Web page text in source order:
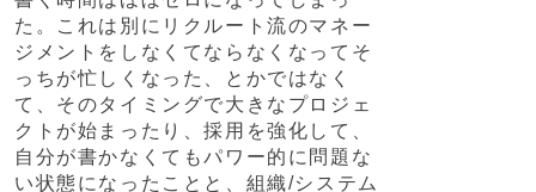
た。これは別にリクルート流のマネー
ジメントをしなくてならなくなってそ
っちが忙しくなった、とかではなく
て、そのタイミングで大きなプロジェ
クトが始まったり、採用を強化して、
自分が書かなくてもパワー的に問題な
い状態になったことと、組織/システム